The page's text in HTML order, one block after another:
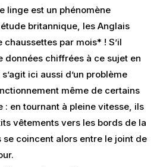
linge est un phénomène
britannique, les Anglais
par mois* ! S’il
données chiffrées à ce sujet en
ici aussi d’un problème
même de certains
en tournant à pleine vitesse, ils
vêtements vers les bords de la
se coincent alors entre le joint de